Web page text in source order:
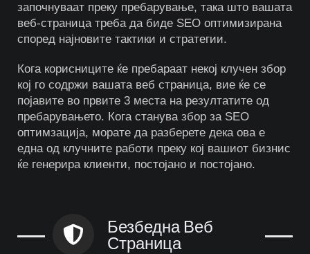
започнуваат преку пребарување, така што вашата
веб-страница треба да биде SEO оптимизирана
според најновите тактики и стратегии.
Кога корисниците ќе пребараат некој клучен збор
кој го содржи вашата веб страница, вие ќе се
појавите во првите 3 места на резултатите од
пребарувањето. Кога станува збор за SEO
оптимзација, морате да разберете дека ова е
една од клучните работи преку кој вашиот бизнис
ќе генерира клиенти, постојано и постојано.
Безбедна Веб
Страница